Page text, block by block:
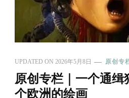
UPDATED ON 2026年5月8日 原创专
原创专栏｜一个通缉
个欧洲的绘画